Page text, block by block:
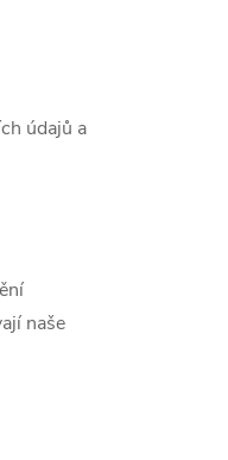
údajů a
naše